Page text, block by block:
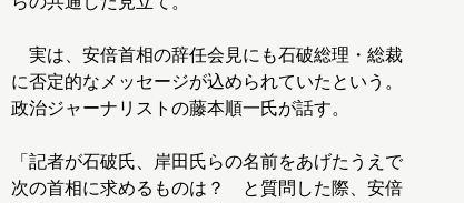
実は、安倍首相の辞任会見にも石破総理・総裁
に否定的なメッセージが込められていたという。
政治ジャーナリストの藤本順一氏が話す。
「記者が石破氏、岸田氏らの名前をあげたうえで
次の首相に求めるものは？ と質問した際、安倍